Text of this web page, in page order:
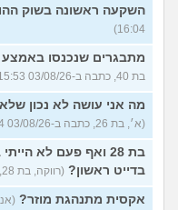
השקעה ראשונה בשוק
16:04)
מתבגרים שנכנסו באמצע
בת 40, כתבה ב-03/08/26 15:53)
מה אני עושה לא נכון
(א׳, בת 26, כתבה ב-03/08/26 15:44)
בת 28 ואף פעם לא
בדייט ראשון? (רווקה, בת 28, כתבה ב-03/08/26 15:23)
אקסית מתנהגת מוזר? (אנונימי,